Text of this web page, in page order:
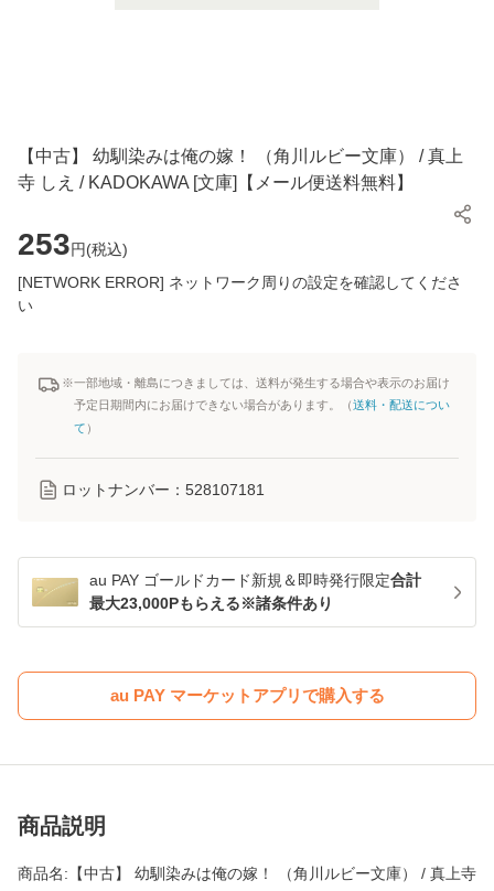
【中古】 幼馴染みは俺の嫁！ （角川ルビー文庫） / 真上
寺 しえ / KADOKAWA [文庫]【メール便送料無料】
253円(税込)
[NETWORK ERROR] ネットワーク周りの設定を確認してくださ
い
※一部地域・離島につきましては、送料が発生する場合や表示のお届け
予定日期間内にお届けできない場合があります。（送料・配送につい
て ）
ロットナンバー： 528107181
au PAY ゴールドカード新規＆即時発行限定合計
最大23,000Pもらえる※諸条件あり
au PAY マーケットアプリで購入する
商品説明
商品名:【中古】 幼馴染みは俺の嫁！ （角川ルビー文庫） / 真上寺